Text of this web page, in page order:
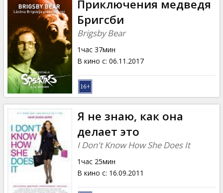
Приключения медведя
Бригсби
Brigsby Bear
1час 37мин
В кино с: 06.11.2017
Я не знаю, как она
делает это
I Don't Know How She Does It
1час 25мин
В кино с: 16.09.2011